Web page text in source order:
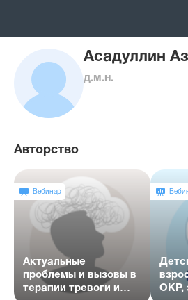
Асадуллин
д.м.н.
Авторство
Вебинар
Актуальные
проблемы и вызовы в
терапии тревоги и
ОКР,